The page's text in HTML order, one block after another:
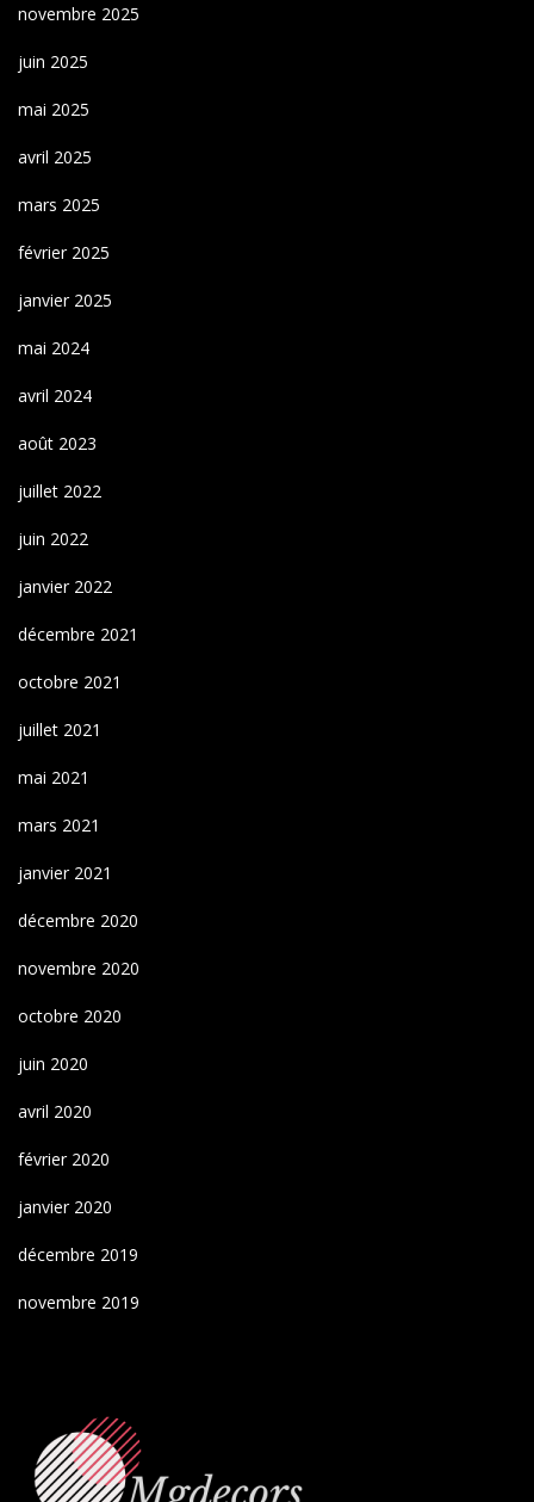
novembre 2025
juin 2025
mai 2025
avril 2025
mars 2025
février 2025
janvier 2025
mai 2024
avril 2024
août 2023
juillet 2022
juin 2022
janvier 2022
décembre 2021
octobre 2021
juillet 2021
mai 2021
mars 2021
janvier 2021
décembre 2020
novembre 2020
octobre 2020
juin 2020
avril 2020
février 2020
janvier 2020
décembre 2019
novembre 2019